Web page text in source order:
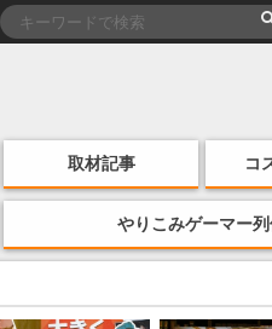
取材記事 コ
やりこみゲーマー